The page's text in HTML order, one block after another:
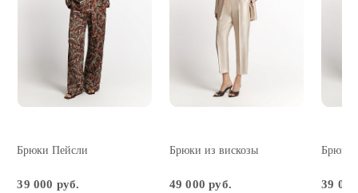
Брюки Пейсли
39 000 руб.
Брюки из вискозы
49 000 руб.
Брюки
39